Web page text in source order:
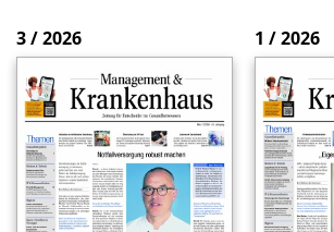
3 / 2026 1 / 2026